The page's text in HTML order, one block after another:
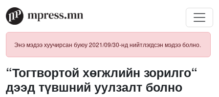
Энэ мэдээ хуучирсан буюу 2021/09/30-нд нийтлэгдсэн мэдээ болно.
“Тогтвортой хөгжлийн зорилго“
дээд түвшний уулзалт болно